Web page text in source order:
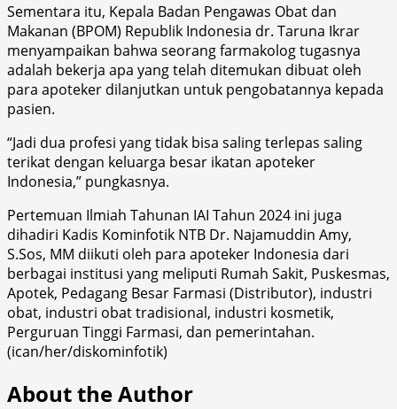
Sementara itu, Kepala Badan Pengawas Obat dan
Makanan (BPOM) Republik Indonesia dr. Taruna Ikrar
menyampaikan bahwa seorang farmakolog tugasnya
adalah bekerja apa yang telah ditemukan dibuat oleh
para apoteker dilanjutkan untuk pengobatannya kepada
pasien.
“Jadi dua profesi yang tidak bisa saling terlepas saling
terikat dengan keluarga besar ikatan apoteker
Indonesia,” pungkasnya.
Pertemuan Ilmiah Tahunan IAI Tahun 2024 ini juga
dihadiri Kadis Kominfotik NTB Dr. Najamuddin Amy,
S.Sos, MM diikuti oleh para apoteker Indonesia dari
berbagai institusi yang meliputi Rumah Sakit, Puskesmas,
Apotek, Pedagang Besar Farmasi (Distributor), industri
obat, industri obat tradisional, industri kosmetik,
Perguruan Tinggi Farmasi, dan pemerintahan.
(ican/her/diskominfotik)
About the Author